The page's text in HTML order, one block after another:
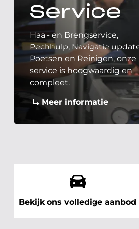
Service
Haal- en Brengservice,
Pechhulp, Navigatie
Poetsen en Reinigen, onze
service is hoogwaardig en
compleet.
Meer informatie
Bekijk ons volledige aanbod